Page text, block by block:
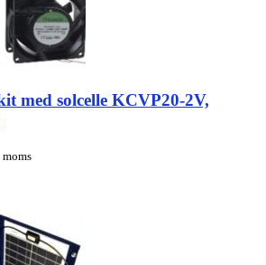
med solcelle KCVP20-2V,